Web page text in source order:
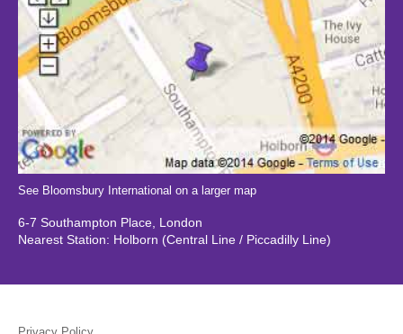
See Bloomsbury International on a larger map
6-7 Southampton Place, London
Nearest Station: Holborn (Central Line / Piccadilly Line)